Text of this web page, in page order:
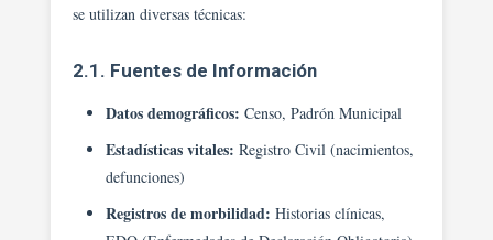
se utilizan diversas técnicas:
2.1. Fuentes de Información
Datos demográficos: Censo, Padrón Municipal
Estadísticas vitales: Registro Civil (nacimientos,
defunciones)
Registros de morbilidad: Historias clínicas,